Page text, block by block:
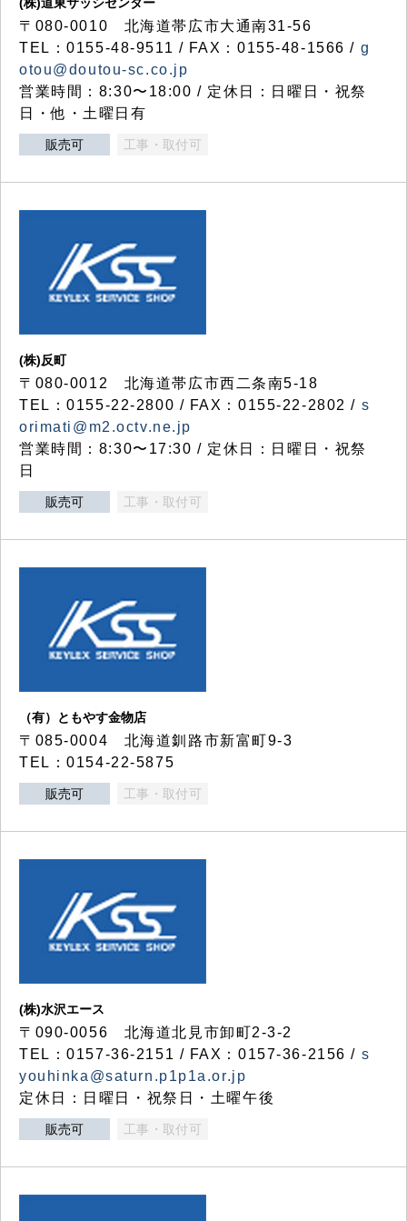
〒080-0010 北海道帯広市大通南31-56
TEL：0155-48-9511 / FAX：0155-48-1566 / g
otou@doutou-sc.co.jp
営業時間：8:30〜18:00 / 定休日：日曜日・祝祭
日・他・土曜日有
販売可 工事・取付可
(株)反町
〒080-0012 北海道帯広市西二条南5-18
TEL：0155-22-2800 / FAX：0155-22-2802 / s
orimati@m2.octv.ne.jp
営業時間：8:30〜17:30 / 定休日：日曜日・祝祭
日
販売可 工事・取付可
（有）ともやす金物店
〒085-0004 北海道釧路市新富町9-3
TEL：0154-22-5875
販売可 工事・取付可
(株)水沢エース
〒090-0056 北海道北見市卸町2-3-2
TEL：0157-36-2151 / FAX：0157-36-2156 / s
youhinka@saturn.p1p1a.or.jp
定休日：日曜日・祝祭日・土曜午後
販売可 工事・取付可